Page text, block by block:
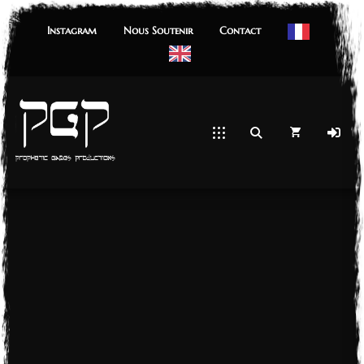
Instagram Nous Soutenir Contact